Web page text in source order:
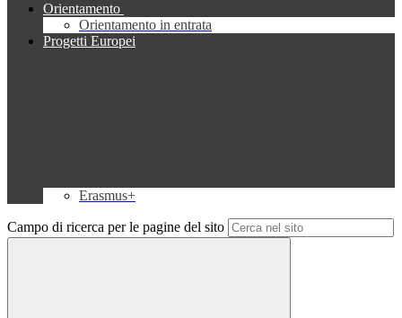
Orientamento
Orientamento in entrata
Progetti Europei
Erasmus+
Campo di ricerca per le pagine del sito